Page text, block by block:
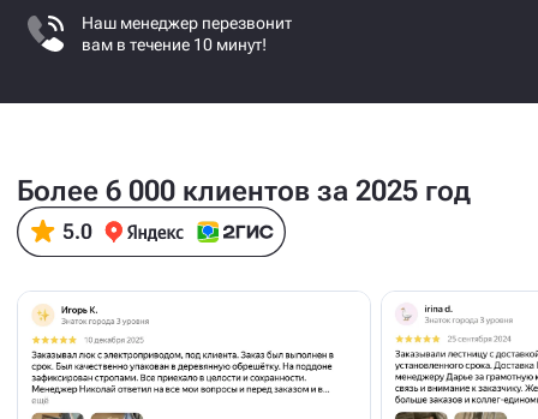
Наш менеджер перезвонит
вам в течение 10 минут!
Более 6 000 клиентов за 2025 год